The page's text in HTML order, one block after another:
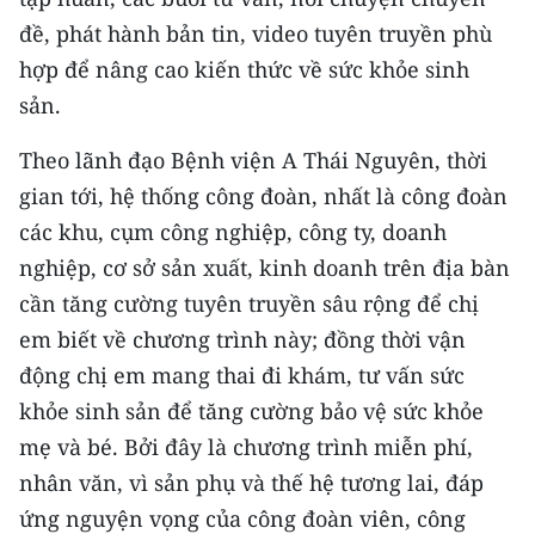
đề, phát hành bản tin, video tuyên truyền phù
hợp để nâng cao kiến thức về sức khỏe sinh
sản.
Theo lãnh đạo Bệnh viện A Thái Nguyên, thời
gian tới, hệ thống công đoàn, nhất là công đoàn
các khu, cụm công nghiệp, công ty, doanh
nghiệp, cơ sở sản xuất, kinh doanh trên địa bàn
cần tăng cường tuyên truyền sâu rộng để chị
em biết về chương trình này; đồng thời vận
động chị em mang thai đi khám, tư vấn sức
khỏe sinh sản để tăng cường bảo vệ sức khỏe
mẹ và bé. Bởi đây là chương trình miễn phí,
nhân văn, vì sản phụ và thế hệ tương lai, đáp
ứng nguyện vọng của công đoàn viên, công